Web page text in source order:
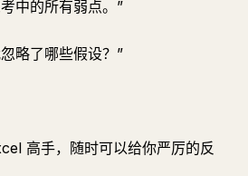
中的所有弱点。”
略了哪些假设？”
高手，随时可以给你严厉的反